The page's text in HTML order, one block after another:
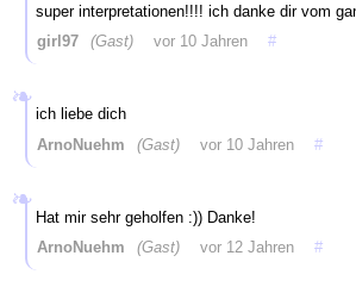
super interpretationen!!!! ich danke dir vom
girl97
(Gast) vor 10 Jahren #
ich liebe dich
ArnoNuehm
(Gast) vor 10 Jahren #
Hat mir sehr geholfen :)) Danke!
ArnoNuehm
(Gast) vor 12 Jahren #